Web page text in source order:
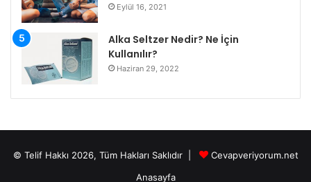
Eylül 16, 2021
Alka Seltzer Nedir? Ne İçin
Kullanılır?
Haziran 29, 2022
© Telif Hakkı 2026, Tüm Hakları Saklıdır |
Cevapveriyorum.net
Anasayfa